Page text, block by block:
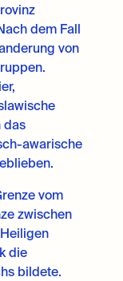
dem Fall
von
das
awarische
vom
zwischen
die
bildete.